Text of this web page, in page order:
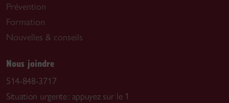
Prévention
Formation
Nouvelles & conseils
Nous joindre
514-848-3717
Situation urgente : appuyez sur le 1